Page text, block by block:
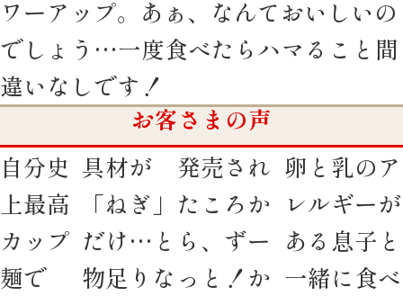
ワーアップ。あぁ、なんておいしいの
でしょう…一度食べたらハマること間
違いなしです！
お客さまの声
自分史
上最高
カップ
麺で
具材が
「ねぎ」
だけ…と
物足りな
発売され
たころか
ら、ずー
っと！か
卵と乳のア
レルギーが
ある息子と
一緒に食べ